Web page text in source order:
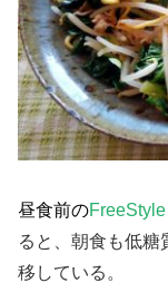
昼食前の
ると、朝食も低糖
移している。